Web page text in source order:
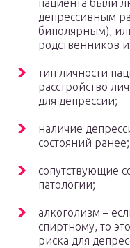
пациента были
депрессивным
биполярным),
родственников
тип личности
расстройство
для депрессии;
наличие
состояний ранее;
сопутствующие
патологии;
алкоголизм –
спиртному, то
риска для